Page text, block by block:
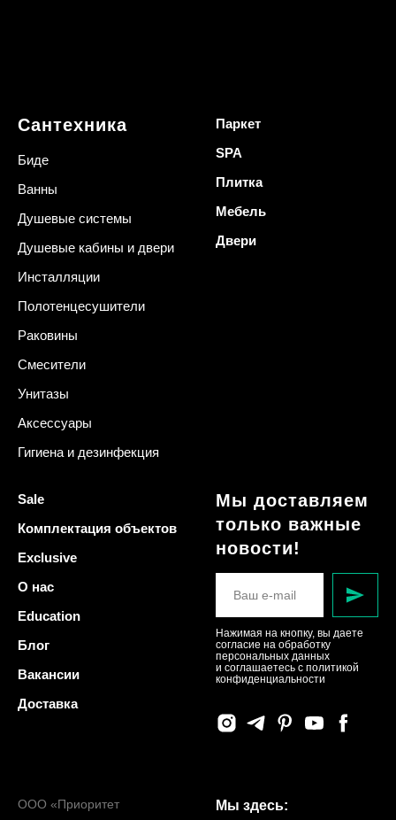
Сантехника
Биде
Ванны
Душевые системы
Душевые кабины и двери
Инсталляции
Полотенцесушители
Раковины
Смесители
Унитазы
Аксессуары
Гигиена и дезинфекция
Паркет
SPA
Плитка
Мебель
Двери
Sale
Комплектация объектов
Exclusive
О нас
Education
Блог
Вакансии
Доставка
Мы доставляем
только важные
новости!
Нажимая на кнопку, вы даете
согласие на обработку
персональных данных
и соглашаетесь c политикой
конфиденциальности
ООО «Приоритет
Мы здесь: